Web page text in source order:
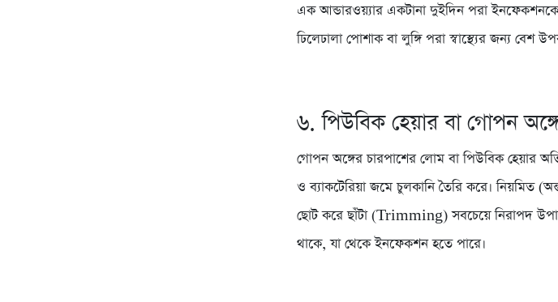
এক আন্ডারওয়্যার একটানা দুইদিন পরা
ঢিলেঢালা পোশাক বা লুঙ্গি পরা স্বাস্থ্যের জন্য বেশ
৬. পিউবিক হেয়ার বা গোপন
গোপন অঙ্গের চারপাশের লোম বা পিউবিক হেয়ার
ও ব্যাকটেরিয়া জমে চুলকানি তৈরি করে। নিয়মিত
ছোট করে ছাঁটা (Trimming) সবচেয়ে নিরাপদ
থাকে, যা থেকে ইনফেকশন হতে পারে।